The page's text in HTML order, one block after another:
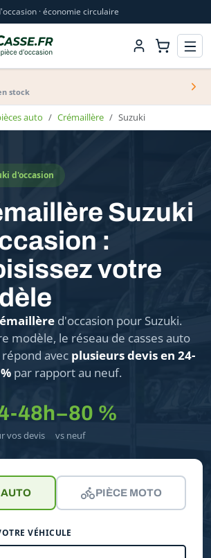
· économie circulaire
stock
auto Crémaillère Suzuki
d'occasion
Suzuki
:
votre
d'occasion pour Suzuki.
modèle, le réseau de casses auto
avec plusieurs devis en 24-
par rapport au neuf.
48h
vos devis
−80 %
vs neuf
PIÈCE MOTO
VÉHICULE